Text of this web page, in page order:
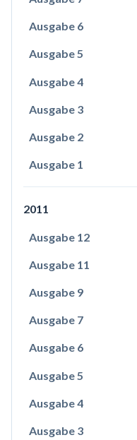
Ausgabe 6
Ausgabe 5
Ausgabe 4
Ausgabe 3
Ausgabe 2
Ausgabe 1
2011
Ausgabe 12
Ausgabe 11
Ausgabe 9
Ausgabe 7
Ausgabe 6
Ausgabe 5
Ausgabe 4
Ausgabe 3